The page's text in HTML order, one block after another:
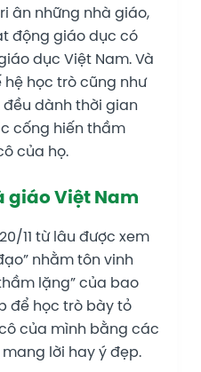
ân những nhà giáo,
động giáo dục có
dục Việt Nam. Và
học trò cũng như
dành thời gian
cống hiến thầm
của họ.
giáo Việt Nam
11 từ lâu được xem
nhằm tôn vinh
lặng” của bao
để học trò bày tỏ
của mình bằng các
lời hay ý đẹp.